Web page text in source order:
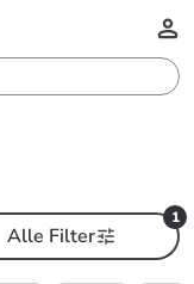
1
Alle Filter